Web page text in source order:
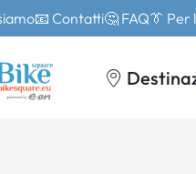
📧 Contatti🤔 FAQ👔 Per